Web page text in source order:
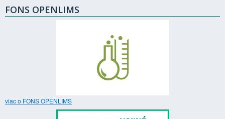
FONS OPENLIMS
viac o FONS OPENLIMS